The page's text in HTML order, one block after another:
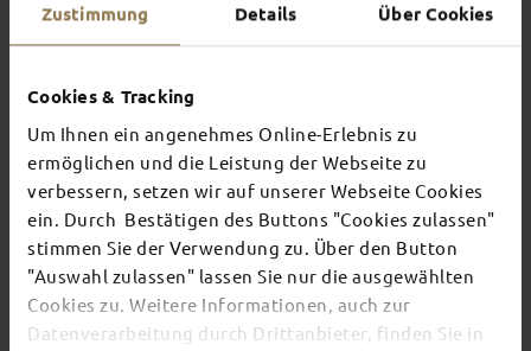
Zustimmung Details Über Cookies
Cookies & Tracking
Um Ihnen ein angenehmes Online-Erlebnis zu
ermöglichen und die Leistung der Webseite zu
verbessern, setzen wir auf unserer Webseite Cookies
ein. Durch Bestätigen des Buttons "Cookies zulassen"
stimmen Sie der Verwendung zu. Über den Button
"Auswahl zulassen" lassen Sie nur die ausgewählten
Cookies zu. Weitere Informationen, auch zur
Datenverarbeitung durch Drittanbieter, finden Sie in
All experiences at a glance
THIS IS WHAT
AWAITS YOU IN
FULDA
This page provides an overview of what awaits
you in Fulda. What do you feel like doing?